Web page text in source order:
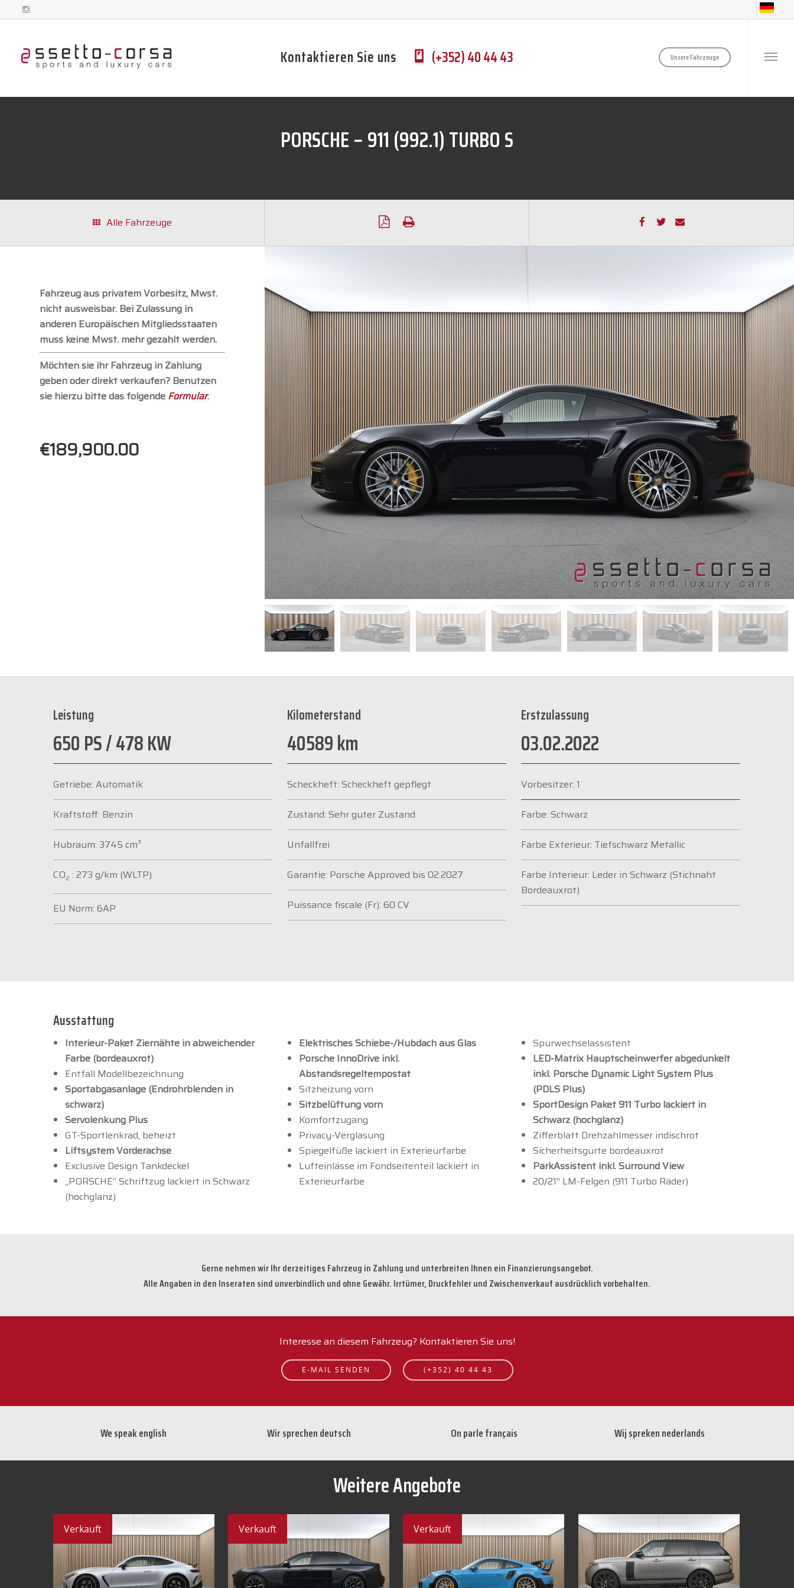
Unsere Fahrzeuge
Kontaktieren Sie uns (+352) 40 44 43
PORSCHE – 911 (992.1) TURBO S
Alle Fahrzeuge
Fahrzeug aus privatem Vorbesitz, Mwst.
nicht ausweisbar. Bei Zulassung in
anderen Europäischen Mitgliedsstaaten
muss keine Mwst. mehr gezahlt werden.
Möchten sie ihr Fahrzeug in Zahlung
geben oder direkt verkaufen? Benutzen
sie hierzu bitte das folgende Formular.
€189,900.00
Leistung
650 PS / 478 KW
Getriebe: Automatik
Kraftstoff: Benzin
Hubraum: 3745 cm³
CO2 : 273 g/km (WLTP)
EU Norm: 6AP
Kilometerstand
40589 km
Scheckheft: Scheckheft gepflegt
Zustand: Sehr guter Zustand
Unfallfrei
Garantie: Porsche Approved bis 02.2027
Puissance fiscale (Fr): 60 CV
Erstzulassung
03.02.2022
Vorbesitzer: 1
Farbe: Schwarz
Farbe Exterieur: Tiefschwarz Metallic
Farbe Interieur: Leder in Schwarz (Stichnaht
Bordeauxrot)
Ausstattung
Interieur-Paket Ziernähte in abweichender
Farbe (bordeauxrot)
Entfall Modellbezeichnung
Sportabgasanlage (Endrohrblenden in
schwarz)
Servolenkung Plus
GT-Sportlenkrad, beheizt
Liftsystem Vorderachse
Exclusive Design Tankdeckel
„PORSCHE“ Schriftzug lackiert in Schwarz
(hochglanz)
Elektrisches Schiebe-/Hubdach aus Glas
Porsche InnoDrive inkl.
Abstandsregeltempostat
Sitzheizung vorn
Sitzbelüftung vorn
Komfortzugang
Privacy-Verglasung
Spiegelfüße lackiert in Exterieurfarbe
Lufteinlässe im Fondseitenteil lackiert in
Exterieurfarbe
Spurwechselassistent
LED-Matrix Hauptscheinwerfer abgedunkelt
inkl. Porsche Dynamic Light System Plus
(PDLS Plus)
SportDesign Paket 911 Turbo lackiert in
Schwarz (hochglanz)
Zifferblatt Drehzahlmesser indischrot
Sicherheitsgurte bordeauxrot
ParkAssistent inkl. Surround View
20/21″ LM-Felgen (911 Turbo Räder)
Gerne nehmen wir Ihr derzeitiges Fahrzeug in Zahlung und unterbreiten Ihnen ein Finanzierungsangebot.
Alle Angaben in den Inseraten sind unverbindlich und ohne Gewähr. Irrtümer, Druckfehler und Zwischenverkauf ausdrücklich vorbehalten.
Interesse an diesem Fahrzeug? Kontaktieren Sie uns!
E-MAIL SENDEN (+352) 40 44 43
We speak english Wir sprechen deutsch On parle français Wij spreken nederlands
Weitere Angebote
Verkauft Verkauft Verkauft